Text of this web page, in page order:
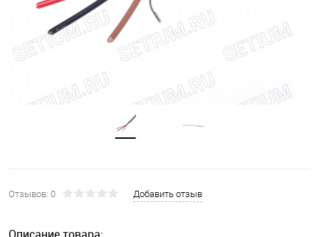
Отзывов: 0 Добавить отзыв